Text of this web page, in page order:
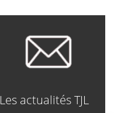
Les actualités TJL